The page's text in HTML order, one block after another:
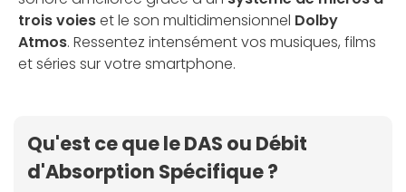
trois voieset le son multidimensionnel Dolby
Atmos. Ressentez intensément vos musiques, films
et séries sur votre smartphone.
Qu'est ce que le DAS ou Débit
d'Absorption Spécifique ?